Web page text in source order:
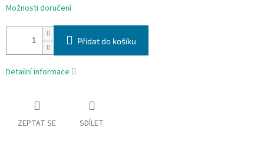
Možnosti doručení
Přidat do košíku
Detailní informace
ZEPTAT SE SDÍLET